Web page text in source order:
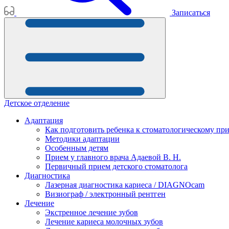
Записаться
Детское отделение
Адаптация
Как подготовить ребенка к стоматологическому
Методики адаптации
Особенным детям
Прием у главного врача Адаевой В. Н.
Первичный прием детского стоматолога
Диагностика
Лазерная диагностика кариеса / DIAGNOcam
Визиограф / электронный рентген
Лечение
Экстренное лечение зубов
Лечение кариеса молочных зубов